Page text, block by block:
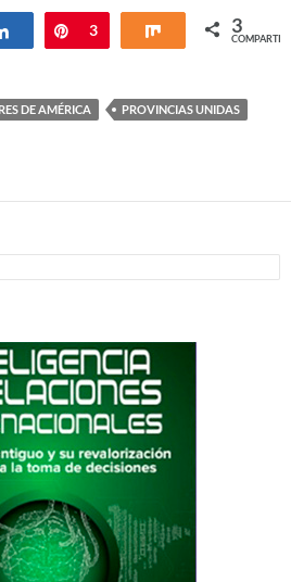
CompartirPin
3 Compartir
3
COMPARTIR
DE AMÉRICA
PROVINCIAS UNIDAS